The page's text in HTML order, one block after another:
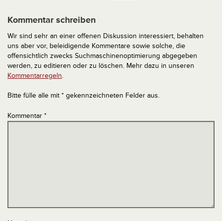
Kommentar schreiben
Wir sind sehr an einer offenen Diskussion interessiert, behalten
uns aber vor, beleidigende Kommentare sowie solche, die
offensichtlich zwecks Suchmaschinenoptimierung abgegeben
werden, zu editieren oder zu löschen. Mehr dazu in unseren
Kommentarregeln.
Bitte fülle alle mit * gekennzeichneten Felder aus.
Kommentar *